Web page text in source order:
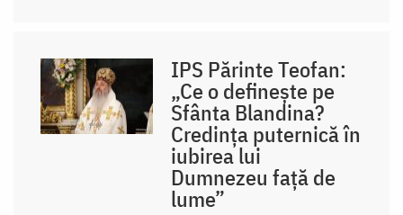
IPS Părinte Teofan:
„Ce o definește pe
Sfânta Blandina?
Credința puternică în
iubirea lui
Dumnezeu față de
lume”